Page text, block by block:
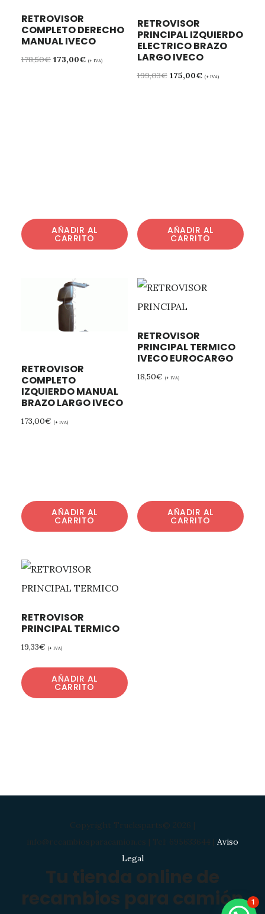
RETROVISOR
COMPLETO DERECHO
MANUAL IVECO
178,50€ 173,00€ (+ IVA)
AÑADIR AL
CARRITO
RETROVISOR
PRINCIPAL IZQUIERDO
ELECTRICO BRAZO
LARGO IVECO
199,03€ 175,00€ (+ IVA)
AÑADIR AL
CARRITO
RETROVISOR
COMPLETO
IZQUIERDO MANUAL
BRAZO LARGO IVECO
173,00€ (+ IVA)
AÑADIR AL
CARRITO
RETROVISOR
PRINCIPAL TERMICO
IVECO EUROCARGO
18,50€ (+ IVA)
AÑADIR AL
CARRITO
RETROVISOR
PRINCIPAL TERMICO
19,33€ (+ IVA)
AÑADIR AL
CARRITO
Copyright Trucksparts© 2026 |
info@recambiosparacamion.es | Tel: 695633644 | Aviso
Legal
Tu tienda online de
recambios para camión
1